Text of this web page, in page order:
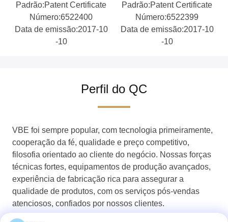
Padrão:Patent Certificate
Número:6522400
Data de emissão:2017-10
-10
Padrão:Patent Certificate
Número:6522399
Data de emissão:2017-10
-10
Perfil do QC
VBE foi sempre popular, com tecnologia primeiramente,
cooperação da fé, qualidade e preço competitivo,
filosofia orientado ao cliente do negócio. Nossas forças
técnicas fortes, equipamentos de produção avançados,
experiência de fabricação rica para assegurar a
qualidade de produtos, com os serviços pós-vendas
atenciosos, confiados por nossos clientes.